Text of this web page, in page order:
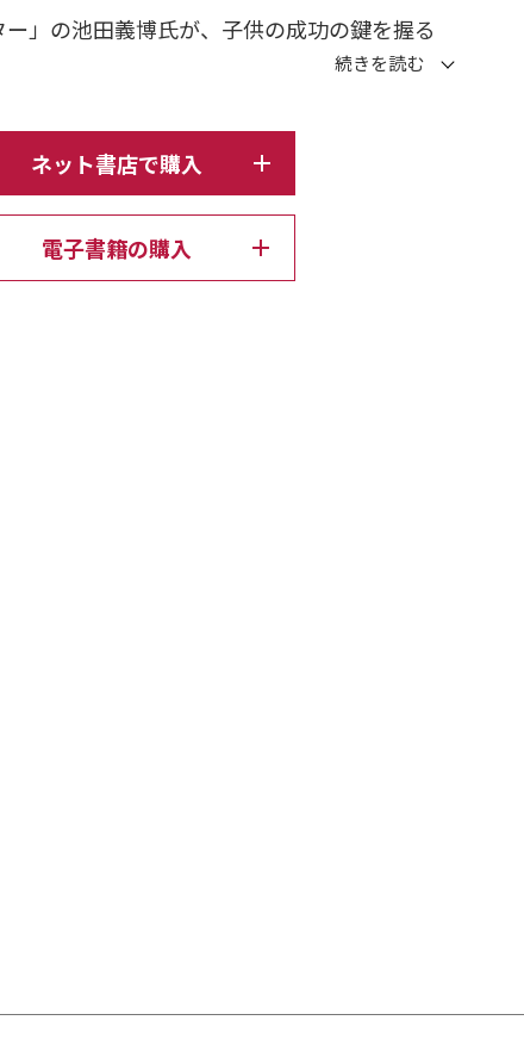
ー」の池田義博氏が、子供の成功の鍵を握る
ついてレクチャーします。記憶力を最大限に発
大会で優勝した経験を基に「記憶力」を根本か
く解説します。
力（認知能力）を伸ばして学校の成績を上げる
とで人間力も高まるのか
ネット書店で購入
電子書籍の購入